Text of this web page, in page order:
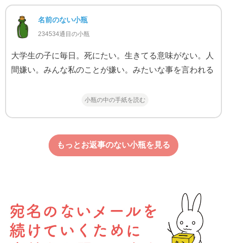
名前のない小瓶
234534通目の小瓶
大学生の子に毎日。死にたい。生きてる意味がない。人
間嫌い。みんな私のことが嫌い。みたいな事を言われる
小瓶の中の手紙を読む
もっとお返事のない小瓶を見る